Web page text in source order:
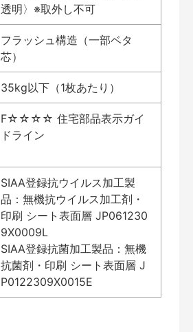
透明〉※取外し不可
フラッシュ構造（一部ベタ
芯）
35kg以下（1枚あたり）
F☆☆☆☆ 住宅部品表示ガイ
ドライン
SIAA登録抗ウイルス加工製
品：無機抗ウイルス加工剤・
印刷 シート表面層 JP061230
9X0009L
SIAA登録抗菌加工製品：無機
抗菌剤・印刷 シート表面層 J
P0122309X0015E